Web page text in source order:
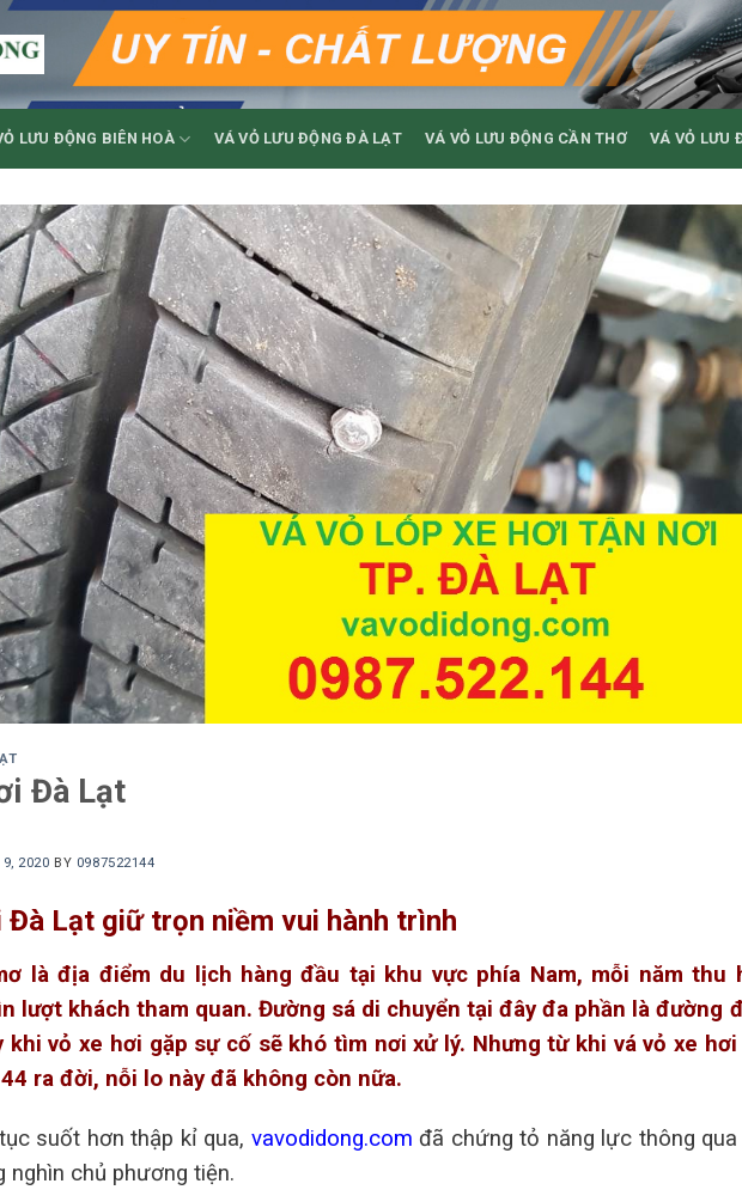
LƯU ĐỘNG BIÊN HOÀ VÁ VỎ LƯU ĐỘNG ĐÀ LẠT VÁ VỎ LƯU ĐỘNG CẦN THƠ VÁ VỎ LƯU
Đà Lạt
2020 BY 0987522144
Đà Lạt giữ trọn niềm vui hành trình
là địa điểm du lịch hàng đầu tại khu vực phía Nam, mỗi năm thu
lượt khách tham quan. Đường sá di chuyển tại đây đa phần là đường
khi vỏ xe hơi gặp sự cố sẽ khó tìm nơi xử lý. Nhưng từ khi vá vỏ xe
ra đời, nỗi lo này đã không còn nữa.
suốt hơn thập kỉ qua, vavodidong.com đã chứng tỏ năng lực thông
nghìn chủ phương tiện.